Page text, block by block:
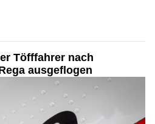
Töfffahrer nach
ausgeflogen